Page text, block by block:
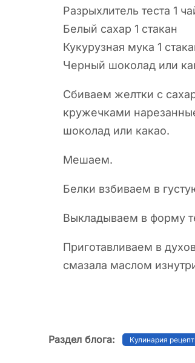
Разрыхлитель теста 1
Белый сахар 1 стакан
Кукурузная мука 1
Черный шоколад или
Сбиваем желтки с
кружечками
шоколад или какао.
Мешаем.
Белки взбиваем в
Выкладываем в форму
Приготавливаем в
смазала маслом
Раздел блога: Кулинария